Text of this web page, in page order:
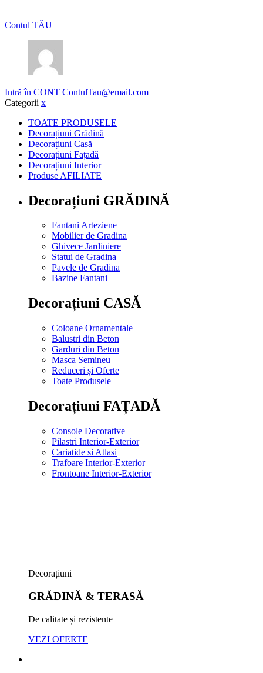
Contul TĂU
Intră în CONT ContulTau@email.com
Categorii x
TOATE PRODUSELE
Decorațiuni Grădină
Decorațiuni Casă
Decorațiuni Fațadă
Decorațiuni Interior
Produse AFILIATE
Decorațiuni GRĂDINĂ
Fantani Arteziene
Mobilier de Gradina
Ghivece Jardiniere
Statui de Gradina
Pavele de Gradina
Bazine Fantani
Decorațiuni CASĂ
Coloane Ornamentale
Balustri din Beton
Garduri din Beton
Masca Semineu
Reduceri și Oferte
Toate Produsele
Decorațiuni FAȚADĂ
Console Decorative
Pilastri Interior-Exterior
Cariatide si Atlasi
Trafoare Interior-Exterior
Frontoane Interior-Exterior
Decorațiuni
GRĂDINĂ & TERASĂ
De calitate și rezistente
VEZI OFERTE